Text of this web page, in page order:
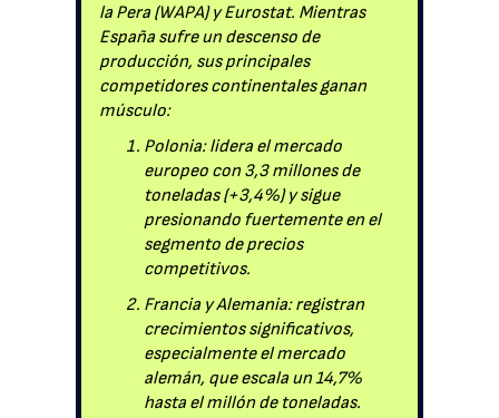
la Pera (WAPA) y Eurostat. Mientras
España sufre un descenso de
producción, sus principales
competidores continentales ganan
músculo:
Polonia: lidera el mercado
europeo con 3,3 millones de
toneladas (+3,4%) y sigue
presionando fuertemente en el
segmento de precios
competitivos.
Francia y Alemania: registran
crecimientos significativos,
especialmente el mercado
alemán, que escala un 14,7%
hasta el millón de toneladas.